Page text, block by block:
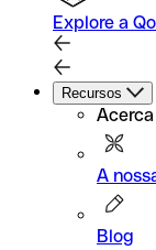
Explore a
Recursos
A
Blog